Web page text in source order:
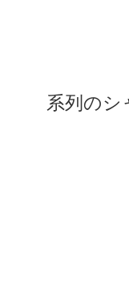
系列のシ